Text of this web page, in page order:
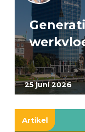
25 juni 2026
Artikel